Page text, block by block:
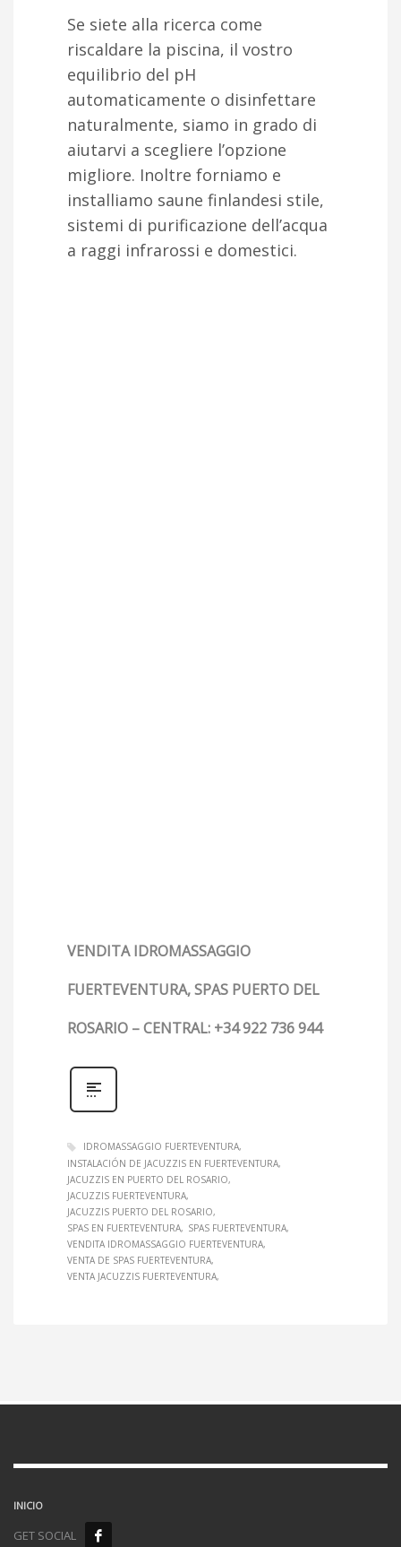
Se siete alla ricerca come
riscaldare la piscina, il vostro
equilibrio del pH
automaticamente o disinfettare
naturalmente, siamo in grado di
aiutarvi a scegliere l’opzione
migliore. Inoltre forniamo e
installiamo saune finlandesi stile,
sistemi di purificazione dell’acqua
a raggi infrarossi e domestici.
VENDITA IDROMASSAGGIO
FUERTEVENTURA, SPAS PUERTO DEL
ROSARIO – CENTRAL: +34 922 736 944
IDROMASSAGGIO FUERTEVENTURA
INSTALACIÓN DE JACUZZIS EN FUERTEVENTURA
JACUZZIS EN PUERTO DEL ROSARIO
JACUZZIS FUERTEVENTURA
JACUZZIS PUERTO DEL ROSARIO
SPAS EN FUERTEVENTURA
SPAS FUERTEVENTURA
VENDITA IDROMASSAGGIO FUERTEVENTURA
VENTA DE SPAS FUERTEVENTURA
VENTA JACUZZIS FUERTEVENTURA
INICIO
GET SOCIAL